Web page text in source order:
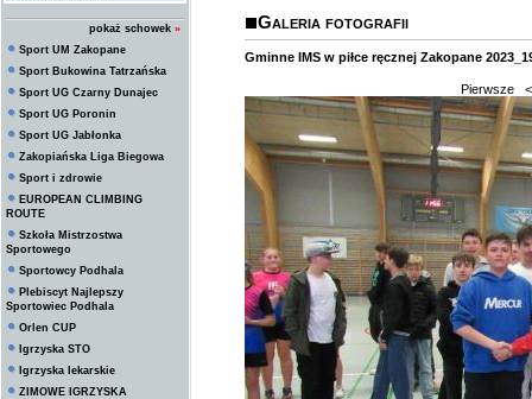
pokaż schowek »
Sport UM Zakopane
Sport Bukowina Tatrzańska
Sport UG Czarny Dunajec
Sport UG Poronin
Sport UG Jabłonka
Zakopiańska Liga Biegowa
Sport i zdrowie
EUROPEAN CLIMBING
ROUTE
Szkoła Mistrzostwa
Sportowego
Sportowcy Podhala
Plebiscyt Najlepszy
Sportowiec Podhala
Orlen CUP
Igrzyska STO
Igrzyska lekarskie
ZIMOWE IGRZYSKA
Galeria fotografii
Gminne IMS w piłce ręcznej Zakopane
Pierwsze